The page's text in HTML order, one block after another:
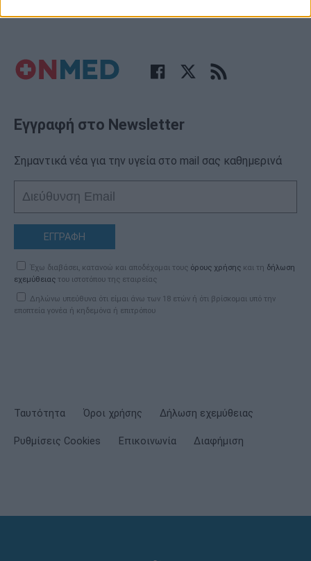
Εγγραφή στο Newsletter
Σημαντικά νέα για την υγεία στο mail σας καθημερινά
ΕΓΓΡΑΦΗ
Έχω διαβάσει, κατανοώ και αποδέχομαι τους όρους χρήσης και τη δήλωση
εχεμύθειας του ιστοτόπου της εταιρείας
Δηλώνω υπεύθυνα ότι είμαι άνω των 18 ετών ή ότι βρίσκομαι υπό την
εποπτεία γονέα ή κηδεμόνα ή επιτρόπου
Ταυτότητα Όροι χρήσης Δήλωση εχεμύθειας
Ρυθμίσεις Cookies Επικοινωνία Διαφήμιση